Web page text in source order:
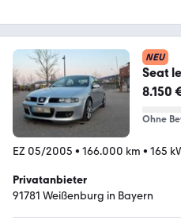
NEU
Seat
8.150
Ohne
EZ 05/2005 • 166.000 km • 165
Privatanbieter
91781 Weißenburg in Bayern